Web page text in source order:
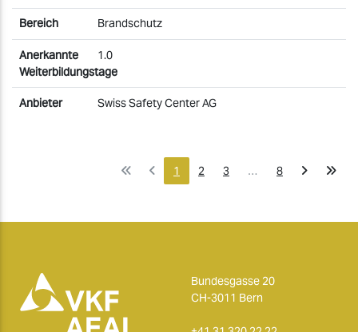
Brandschutz
1.0
Swiss Safety Center AG
1 2 3 … 8
Bundesgasse 20
CH-3011 Bern